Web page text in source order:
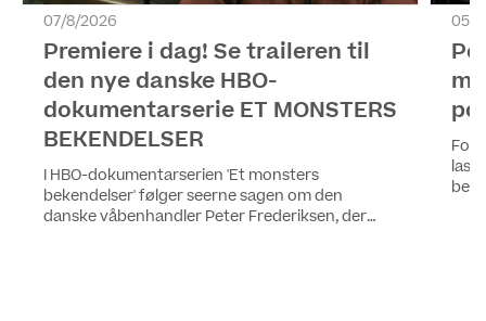
07/8/2026
Premiere i dag! Se traileren til
den nye danske HBO-
dokumentarserie ET MONSTERS
BEKENDELSER
I HBO-dokumentarserien 'Et monsters
bekendelser' følger seerne sagen om den
danske våbenhandler Peter Frederiksen, der
05/
For